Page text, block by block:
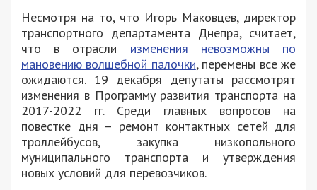
Несмотря на то, что Игорь Маковцев, директор
транспортного департамента Днепра, считает,
что в отрасли изменения невозможны по
мановению волшебной палочки, перемены все же
ожидаются. 19 декабря депутаты рассмотрят
изменения в Программу развития транспорта на
2017-2022 гг. Среди главных вопросов на
повестке дня – ремонт контактных сетей для
троллейбусов, закупка низкопольного
муниципального транспорта и утверждения
новых условий для перевозчиков.